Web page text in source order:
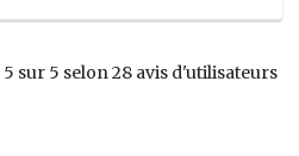
5 sur 5 selon 28 avis d'utilisateurs